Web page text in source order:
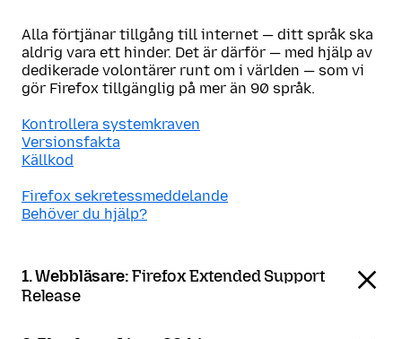
Alla förtjänar tillgång till internet — ditt språk ska
aldrig vara ett hinder. Det är därför — med hjälp av
dedikerade volontärer runt om i världen — som vi
gör Firefox tillgänglig på mer än 90 språk.
Kontrollera systemkraven
Versionsfakta
Källkod
Firefox sekretessmeddelande
Behöver du hjälp?
1. Webbläsare:Firefox Extended Support
Release